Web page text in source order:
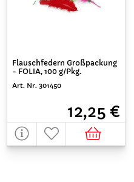
Flauschfedern Großpackung
- FOLIA, 100 g/Pkg.
Art. Nr. 301450
12,25 €